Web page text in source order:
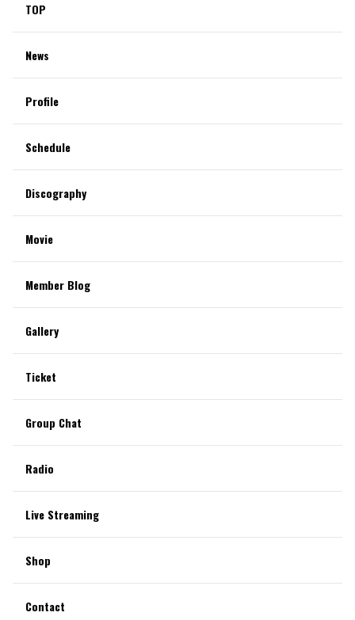
TOP
News
Profile
Schedule
Discography
Movie
Member Blog
Gallery
Ticket
Group Chat
Radio
Live Streaming
Shop
Contact